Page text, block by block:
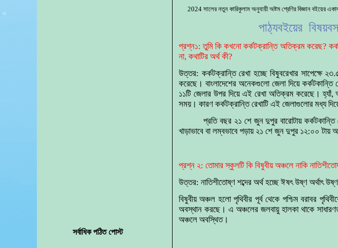
2024 সালের নতুন কারিকুলাম অনুযায়ী অষ্টম শ্রেণির বিজ্ঞান বইয়ের
পাঠ্যবইয়ের
প্রশ্ন১: তুমি কি কখনো কর্কটক্রান্তি অতিক্রম করেছ?
না, কথাটির অর্থ কী?
উত্তর: কর্কটক্রান্তি রেখা হচ্ছে বিষুবরেখার সাপেক্ষে
করেছে। বাংলাদেশের অনেকগুলো জেলা দিয়ে কর্কটকান্তি
১১টি জেলার উপর দিয়ে এই রেখা অতিক্রম করেছে। হ্যাঁ,
সময়। কারণ কর্কটক্রান্তি রেখাটি এই জেলাগুলোর মধ্য
প্রতি বছর ২১ শে জুন দুপুর বারোটায়
খাড়াভাবে বা লম্বভাবে পড়ায় ২১ শে জুন দুপুর ১২:০০ টায়
প্রশ্ন ২: তোমার স্কুলটি কি বিষুবীয় অঞ্চলে নাকি
উত্তর: নাতিশীতোষ্ণ শব্দের অর্থ হচ্ছে ঈষৎ উষ্ণ অর্থাৎ
বিষুবীয় অঞ্চল হলো পৃথিবীর পূর্ব থেকে পশ্চিম বরাবর
অবস্থান করছে। এ অঞ্চলের জলবায়ু হালকা থাকে
অঞ্চলে অবস্থিত।
সর্বাধিক পঠিত পোস্ট